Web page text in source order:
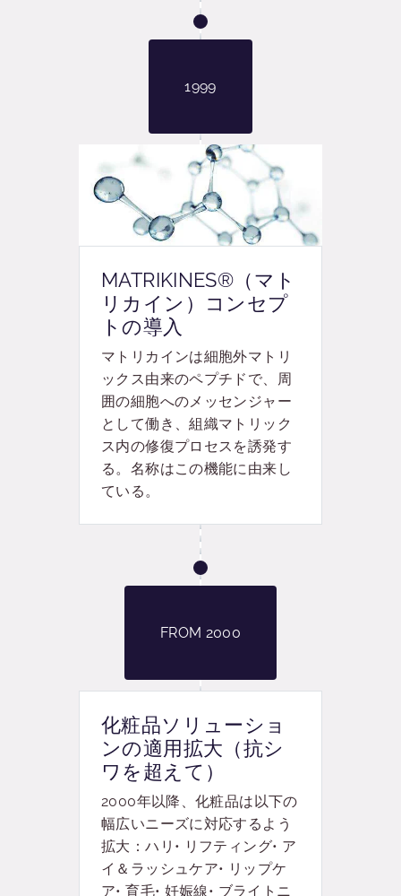
MATRIKINES®（マト
リカイン）コンセプ
トの導入
マトリカインは細胞外マトリ
ックス由来のペプチドで、周
囲の細胞へのメッセンジャー
として働き、組織マトリック
ス内の修復プロセスを誘発す
る。 名称はこの機能に由来し
ている。
1999
化粧品ソリューショ
ンの適用拡大（抗シ
ワを超えて）
2000年以降、化粧品は以下の
幅広いニーズに対応するよう
拡大：ハリ• リフティング• ア
イ＆ラッシュケア• リップケ
ア• 育毛• 妊娠線• ブライトニ
FROM 2000